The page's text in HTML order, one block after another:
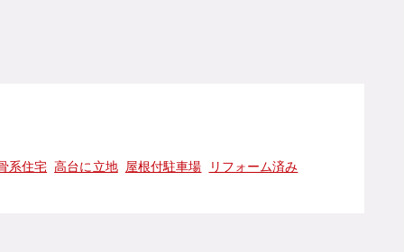
系住宅 高台に立地 屋根付駐車場 リフォーム済み